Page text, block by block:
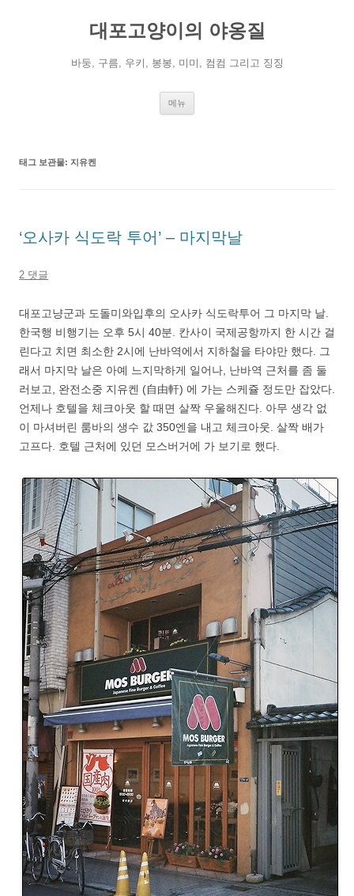
대포고양이의 야옹질
바둥, 구름, 우키, 봉봉, 미미, 컴컴 그리고 징징
메뉴
태그 보관물: 지유켄
‘오사카 식도락 투어’ – 마지막날
2 댓글
대포고냥군과 도돌미와입후의 오사카 식도락투어 그 마지막 날.
한국행 비행기는 오후 5시 40분. 칸사이 국제공항까지 한 시간 걸
린다고 치면 최소한 2시에 난바역에서 지하철을 타야만 했다. 그
래서 마지막 날은 아예 느지막하게 일어나, 난바역 근처를 좀 둘
러보고, 완전소중 지유켄 (自由軒) 에 가는 스케쥴 정도만 잡았다.
언제나 호텔을 체크아웃 할 때면 살짝 우울해진다. 아무 생각 없
이 마셔버린 룸바의 생수 값 350엔을 내고 체크아웃. 살짝 배가
고프다. 호텔 근처에 있던 모스버거에 가 보기로 했다.